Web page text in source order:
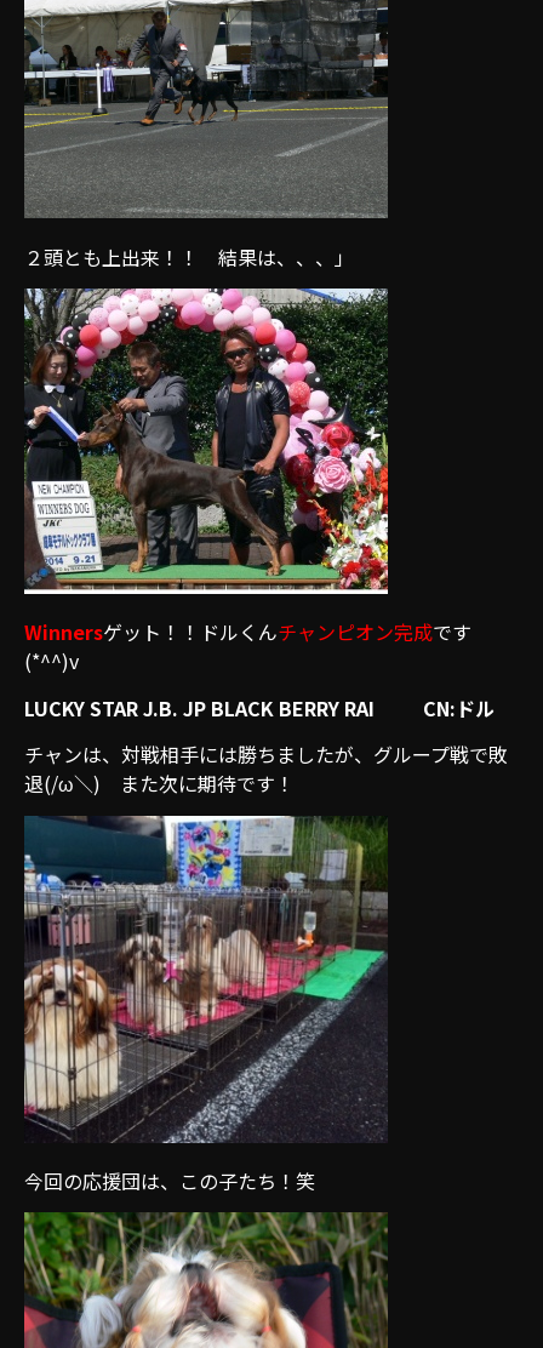
２頭とも上出来！！ 結果は、、、」
Winnersゲット！！ドルくんチャンピオン完成です
(*^^)v
LUCKY STAR J.B. JP BLACK BERRY RAI CN:ドル
チャンは、対戦相手には勝ちましたが、グループ戦で敗
退(/ω＼) また次に期待です！
今回の応援団は、この子たち！笑